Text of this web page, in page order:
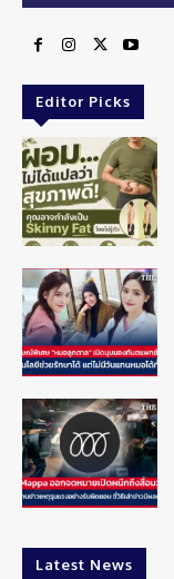
Editor Picks
Latest News